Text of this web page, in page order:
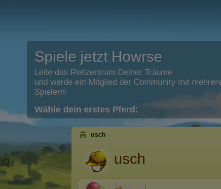
Spiele jetzt Howrse
Leite das Reitzentrum Deiner Träume
und werde ein Mitglied der Community mit
Spielern!
Wähle dein erstes Pferd:
usch
usch